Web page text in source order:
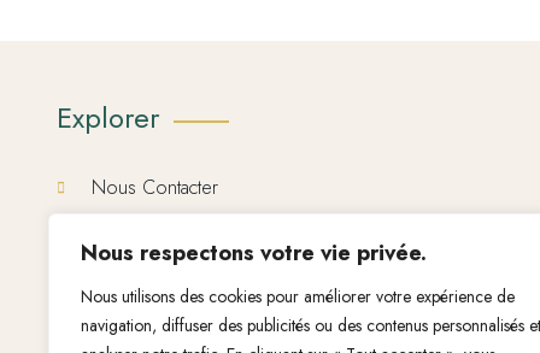
Nous respectons votre vie privée.
Nous utilisons des cookies pour améliorer votre expérience de
navigation, diffuser des publicités ou des contenus personnalisés et
Explorer
Nous Contacter
Conditions Generales De Vente